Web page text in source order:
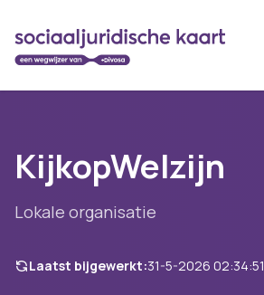
KijkopWelzijn
Lokale organisatie
Laatst bijgewerkt:31-5-2026 02:34:51